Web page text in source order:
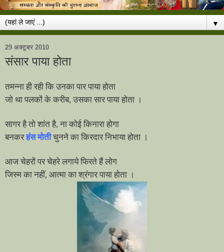
▼
29 अक्टूबर 2010
संसार पाया होता
तमन्ना ही रही कि उनका पार पाया होता
जो था पलकों के करीब, उसका सार पाया होता ।
सागर है तो शांत है, ना कोई किनारा होगा
बनकर हंस मोती चुनने का किरदार निभाया होता ।
आज चेहरों पर चेहरे लगाये फिरते हैं लोग
जिस्म का नहीं, आत्मा का श्रंगार पाया होता ।